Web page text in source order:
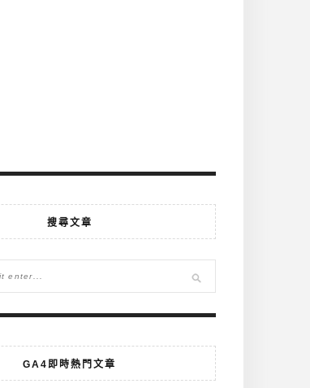
搜尋文章
GA4即時熱門文章